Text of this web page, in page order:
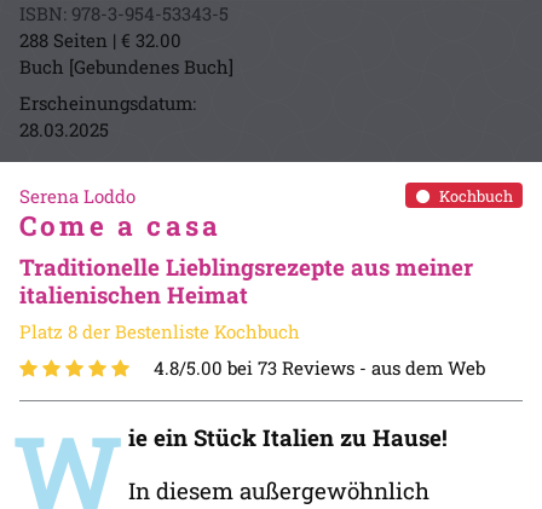
ISBN: 978-3-954-53343-5
288 Seiten | € 32.00
Buch [Gebundenes Buch]
Erscheinungsdatum:
28.03.2025
Kochbuch
Serena Loddo
Come a casa
Traditionelle Lieblingsrezepte aus meiner
italienischen Heimat
Platz 8 der Bestenliste Kochbuch
4.8/5.00 bei 73 Reviews - aus dem Web
W ie ein Stück Italien zu Hause!
In diesem außergewöhnlich